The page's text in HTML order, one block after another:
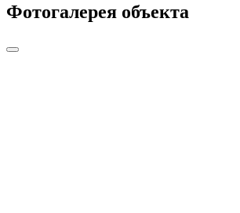
Фотогалерея объекта